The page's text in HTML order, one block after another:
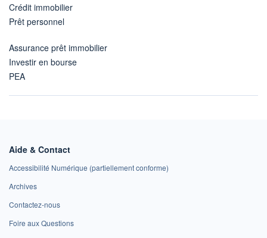
Crédit immobilier
Prêt personnel
Assurance prêt immobilier
Investir en bourse
PEA
Aide & Contact
Accessibilité Numérique (partiellement conforme)
Archives
Contactez-nous
Foire aux Questions